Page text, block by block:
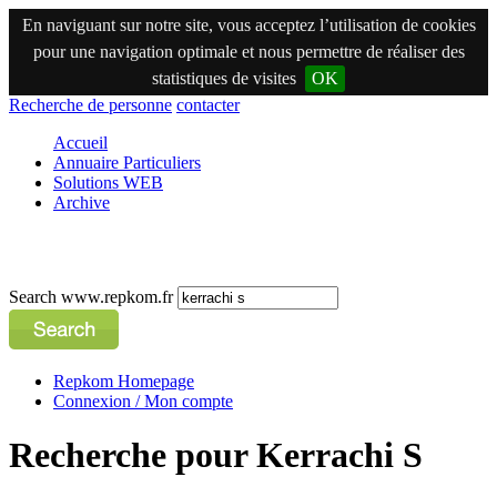
En naviguant sur notre site, vous acceptez l’utilisation de cookies
pour une navigation optimale et nous permettre de réaliser des
statistiques de visites
OK
Recherche de personne contacter
Accueil
Annuaire Particuliers
Solutions WEB
Archive
Search www.repkom.fr
Repkom Homepage
Connexion / Mon compte
Recherche pour Kerrachi S